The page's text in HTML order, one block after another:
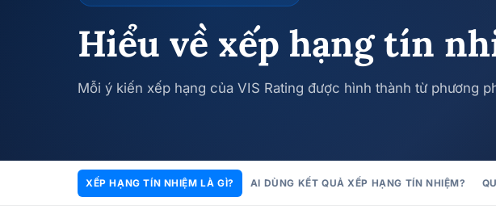
Hiểu về xếp hạng tín
Mỗi ý kiến xếp hạng của VIS Rating được hình thành từ phương
XẾP HẠNG TÍN NHIỆM LÀ GÌ? AI DÙNG KẾT QUẢ XẾP HẠNG TÍN NHIỆM?